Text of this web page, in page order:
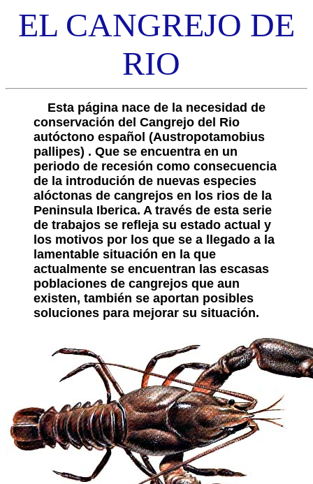
EL CANGREJO DE
RIO
Esta página nace de la necesidad de
conservación del Cangrejo del Rio
autóctono español (Austropotamobius
pallipes) . Que se encuentra en un
periodo de recesión como consecuencia
de la introdución de nuevas especies
alóctonas de cangrejos en los rios de la
Peninsula Iberica. A través de esta serie
de trabajos se refleja su estado actual y
los motivos por los que se a llegado a la
lamentable situación en la que
actualmente se encuentran las escasas
poblaciones de cangrejos que aun
existen, también se aportan posibles
soluciones para mejorar su situación.